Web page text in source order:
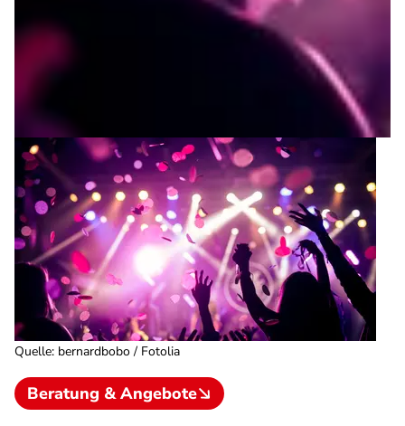
Quelle: bernardbobo / Fotolia
Beratung & Angebote